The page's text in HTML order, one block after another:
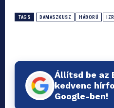
TAGS DAMASZKUSZ HÁBORÚ
Állítsd be az
kedvenc
Google-ben!